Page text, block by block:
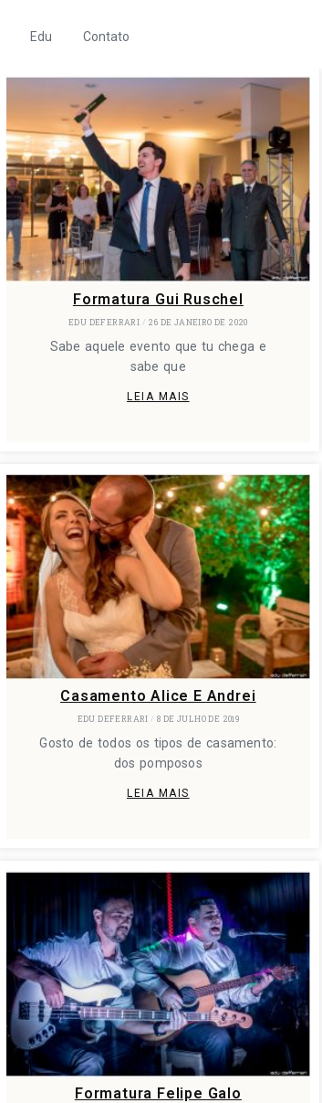
Edu Contato
Formatura Gui Ruschel
EDU DEFERRARI 26 DE JANEIRO DE 2020
Sabe aquele evento que tu chega e
sabe que
LEIA MAIS
Casamento Alice E Andrei
EDU DEFERRARI 8 DE JULHO DE 2019
Gosto de todos os tipos de casamento:
dos pomposos
LEIA MAIS
Formatura Felipe Galo